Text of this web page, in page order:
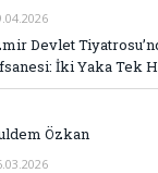
Devlet
İki Yaka Tek
Özkan